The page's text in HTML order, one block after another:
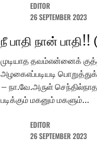
EDITOR
26 SEPTEMBER 2023
நீ பாதி நான்
முடியாத தவம்என்னைக்
அழகைஎப்படியடி
– நா.வே.அருள்
படிக்கும் மகனும் மகளும்...
EDITOR
26 SEPTEMBER 2023